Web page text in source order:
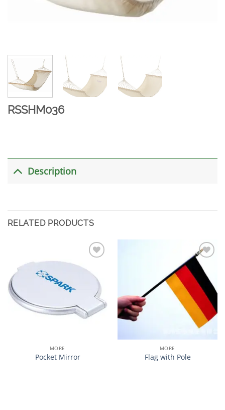
RSSHM036
Description
RELATED PRODUCTS
心愿
单
MORE
Pocket Mirror
加入
心愿
单
MORE
Flag with Pole